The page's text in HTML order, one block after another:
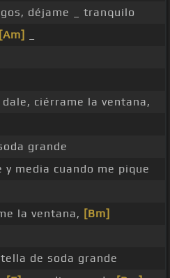
déjame _ tranquilo
[Am]
ciérrame la ventana,
grande
y media cuando me pique
la ventana, [Bm]
de soda grande